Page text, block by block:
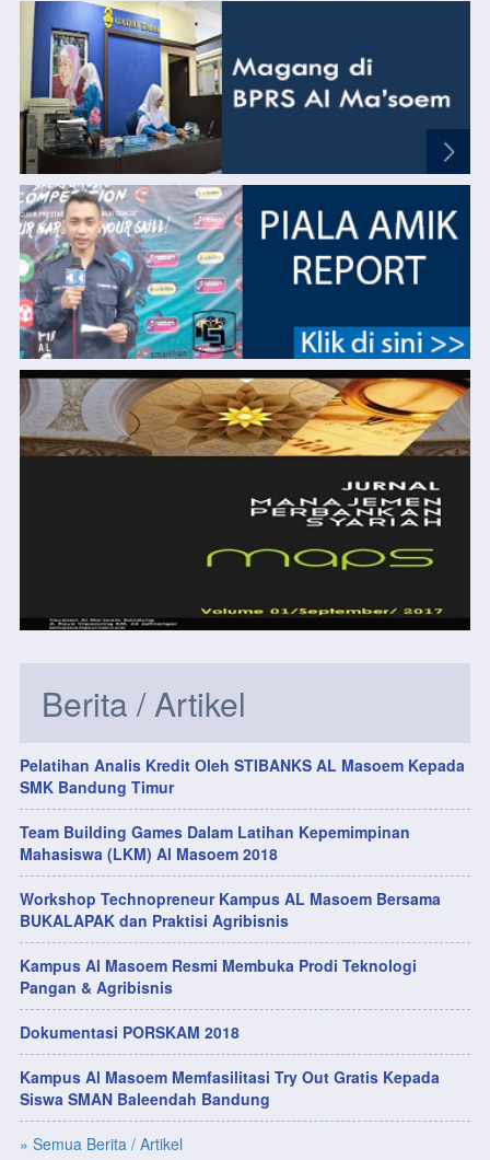
Berita / Artikel
Pelatihan Analis Kredit Oleh STIBANKS AL Masoem Kepada
SMK Bandung Timur
Team Building Games Dalam Latihan Kepemimpinan
Mahasiswa (LKM) Al Masoem 2018
Workshop Technopreneur Kampus AL Masoem Bersama
BUKALAPAK dan Praktisi Agribisnis
Kampus Al Masoem Resmi Membuka Prodi Teknologi
Pangan & Agribisnis
Dokumentasi PORSKAM 2018
Kampus Al Masoem Memfasilitasi Try Out Gratis Kepada
Siswa SMAN Baleendah Bandung
» Semua Berita / Artikel